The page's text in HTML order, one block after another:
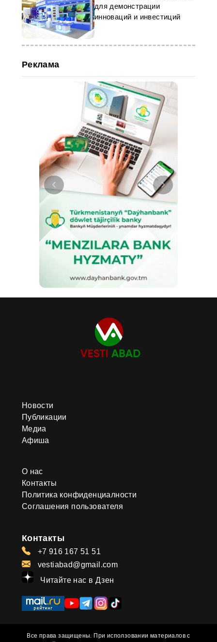
для демонстрации
инноваций и инвестиций
Реклама
Новости
Публикации
Медиа
Афиша
О нас
Контакты
Политика конфиденциалности
Соглашения пользователя
Контакты
+7 916 167 51 51
vestiabad@gmail.com
Читайте нас в Дзен
Все права защищены. При исползовании материалов с